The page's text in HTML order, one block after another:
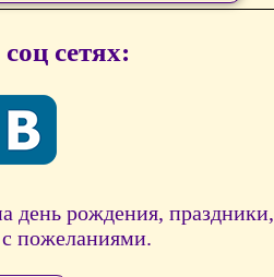
сетях:
день рождения, праздники,
пожеланиями.